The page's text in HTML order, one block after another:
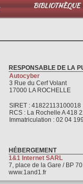
BIBLIOTHÈQUE
RESPONSABLE DE LA
Autocyber
3 Rue du Cerf Volant
17000 LA ROCHELLE
SIRET : 41822113100018
RCS : La Rochelle A 418
Immatriculation : 02 04
HÉBERGEMENT
1&1 Internet SARL
7, place de la Gare / BP
www.1and1.fr